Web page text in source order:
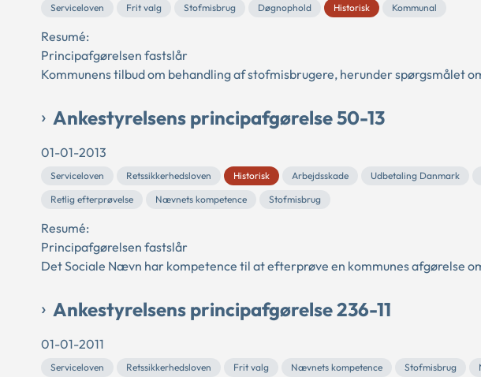
Serviceloven Frit valg Stofmisbrug Døgnophold Historisk Kommunal
Resumé:
Principafgørelsen fastslår
Kommunens tilbud om behandling af stofmisbrugere, herunder spørgsmålet
Ankestyrelsens principafgørelse 50-13
01-01-2013
Serviceloven Retssikkerhedsloven Historisk Arbejdsskade Udbetaling Danmark
Retlig efterprøvelse
Nævnets kompetence Stofmisbrug
Resumé:
Principafgørelsen fastslår
Det Sociale Nævn har kompetence til at efterprøve en kommunes afgørelse
Ankestyrelsens principafgørelse 236-11
01-01-2011
Serviceloven Retssikkerhedsloven Frit valg Nævnets kompetence Stofmisbrug